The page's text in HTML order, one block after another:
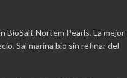
BioSalt Nortem Pearls. La mejor
Sal marina bio sin refinar del